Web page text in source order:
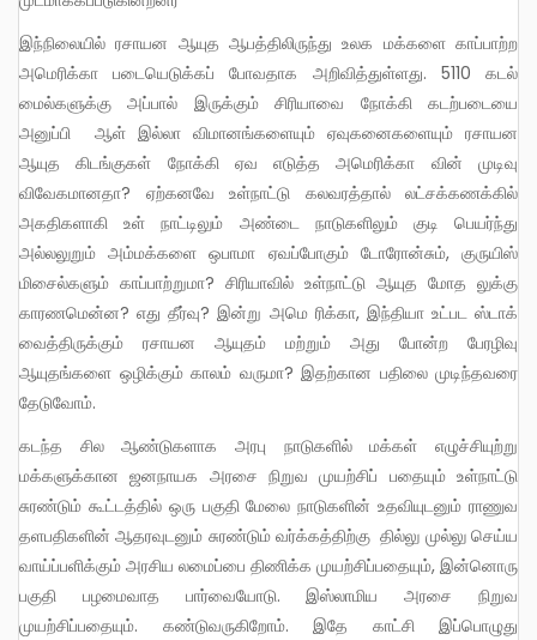
இந்நிலையில் ரசாயன ஆயுத ஆபத்திலிருந்து உலக மக்களை காப்பாற்ற
அமெரிக்கா படையெடுக்கப் போவதாக அறிவித்துள்ளது. 5110 கடல்
மைல்களுக்கு அப்பால் இருக்கும் சிரியாவை நோக்கி கடற்படையை
அனுப்பி ஆள் இல்லா விமானங்களையும் ஏவுகனைகளையும் ரசாயன
ஆயுத கிடங்குகள் நோக்கி ஏவ எடுத்த அமெரிக்கா வின் முடிவு
விவேகமானதா? ஏற்கனவே உள்நாட்டு கலவரத்தால் லட்சக்கணக்கில்
அகதிகளாகி உள் நாட்டிலும் அண்டை நாடுகளிலும் குடி பெயர்ந்து
அல்லலுறும் அம்மக்களை ஒபாமா ஏவப்போகும் டோரோன்சும், குருயிஸ்
மிசைல்களும் காப்பாற்றுமா? சிரியாவில் உள்நாட்டு ஆயுத மோத லுக்கு
காரணமென்ன? எது தீர்வு? இன்று அமெ ரிக்கா, இந்தியா உட்பட ஸ்டாக்
வைத்திருக்கும் ரசாயன ஆயுதம் மற்றும் அது போன்ற பேரழிவு
ஆயுதங்களை ஒழிக்கும் காலம் வருமா? இதற்கான பதிலை முடிந்தவரை
தேடுவோம்.
கடந்த சில ஆண்டுகளாக அரபு நாடுகளில் மக்கள் எழுச்சியுற்று
மக்களுக்கான ஜனநாயக அரசை நிறுவ முயற்சிப் பதையும் உள்நாட்டு
சுரண்டும் கூட்டத்தில் ஒரு பகுதி மேலை நாடுகளின் உதவியுடனும் ராணுவ
தளபதிகளின் ஆதரவுடனும் சுரண்டும் வர்க்கத்திற்கு தில்லு முல்லு செய்ய
வாய்ப்பளிக்கும் அரசிய லமைப்பை திணிக்க முயற்சிப்பதையும், இன்னொரு
பகுதி பழமைவாத பார்வையோடு. இஸ்லாமிய அரசை நிறுவ
முயற்சிப்பதையும். கண்டுவருகிறோம். இதே காட்சி இப்பொழுது